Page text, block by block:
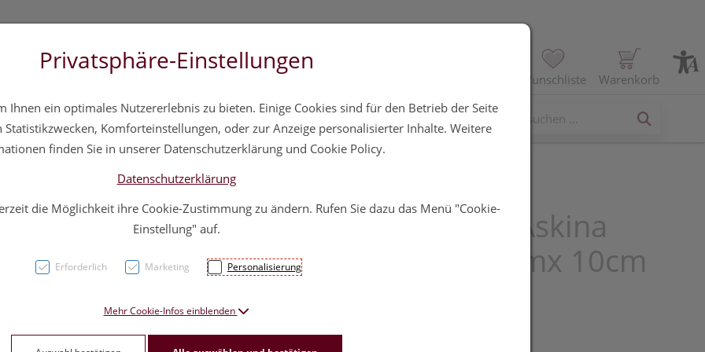
Wunschliste Warenkorb
Hautpflege Familie Nahrungsergänzung Diverses
Elastische Binden Askina
Elast Fixierbinde 4mx 10cm
Privatsphäre-Einstellungen
Ihnen ein optimales Nutzererlebnis zu bieten. Einige Cookies sind für den Betrieb der Seite
Komforteinstellungen, oder zur Anzeige personalisierter Inhalte. Weitere
finden Sie in unserer Datenschutzerklärung und Cookie Policy.
Datenschutzerklärung
die Möglichkeit ihre Cookie-Zustimmung zu ändern. Rufen Sie dazu das Menü "Cookie-
Einstellung" auf.
Erforderlich Marketing Personalisierung
Mehr Cookie-Infos einblenden